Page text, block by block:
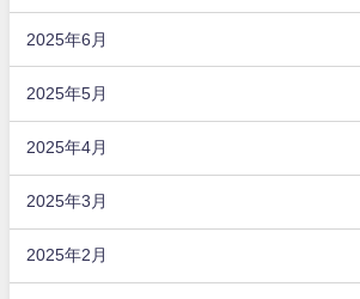
2025年6月
2025年5月
2025年4月
2025年3月
2025年2月